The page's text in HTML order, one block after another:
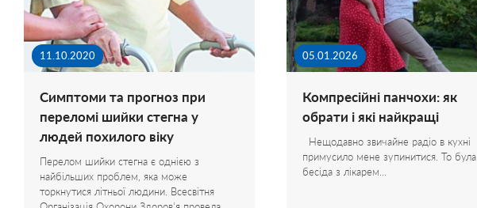
11.10.2020
Симптоми та прогноз при
переломі шийки стегна у
людей похилого віку
Перелом шийки стегна є однією з
найбільших проблем, яка може
торкнутися літньої людини. Всесвітня
05.01.2026
Компресійні панчохи: як
обрати і які найкращі
Нещодавно звичайне радіо в кухні
примусило мене зупинитися. То була
бесіда з лікарем…